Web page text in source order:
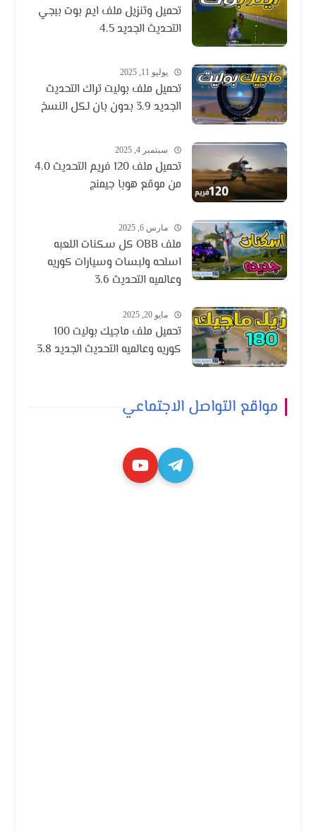
تحميل وتنزيل ملف ايم بوت ببجي
التحديث الجديد 4.5
يوليو 11, 2025
تحميل ملف بوليت تراك التحديث
الجديد 3.9 بدون بان لكل النسخ
سبتمبر 4, 2025
تحميل ملف 120 فريم التحديث 4.0
من موقع هوبا جيمنج
مارس 6, 2025
ملف OBB كل سكنات اللعبه
اسلحه ولبسات وسيارات كوريه
وعالميه التحديث 3.6
مايو 20, 2025
تحميل ملف ماجيك بوليت 100
كوريه وعالميه التحديث الجديد 3.8
مواقع التواصل الاجتماعي